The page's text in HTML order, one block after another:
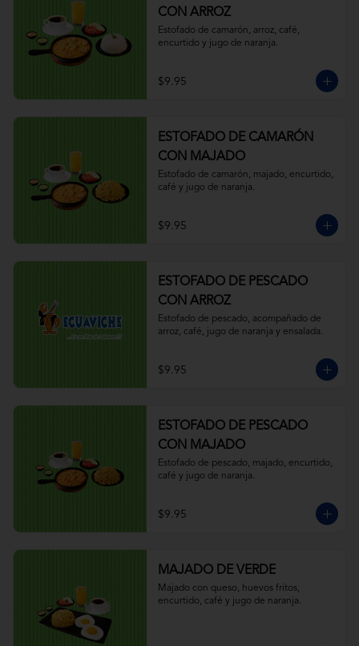
CON ARROZ
Estofado de camarón, arroz, café,
encurtido y jugo de naranja.
$9.95
ESTOFADO DE CAMARÓN
CON MAJADO
Estofado de camarón, majado, encurtido,
café y jugo de naranja.
$9.95
ESTOFADO DE PESCADO
CON ARROZ
Estofado de pescado, acompañado de
arroz, café, jugo de naranja y ensalada.
$9.95
ESTOFADO DE PESCADO
CON MAJADO
Estofado de pescado, majado, encurtido,
café y jugo de naranja.
$9.95
MAJADO DE VERDE
Majado con queso, huevos fritos,
encurtido, café y jugo de naranja.